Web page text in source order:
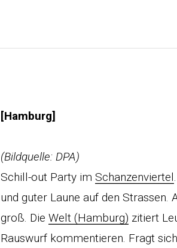
[Hamburg]
(Bildquelle: DPA)
Schill-out Party im Schanzenviertel
und guter Laune auf den Strassen.
groß. Die Welt (Hamburg) zitiert
Rauswurf kommentieren. Fragt